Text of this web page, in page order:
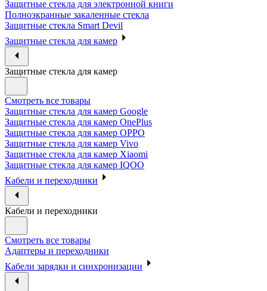
Защитные стекла для электронной книги
Полноэкранные закаленные стекла
Защитные стекла Smart Devil
Защитные стекла для камер
Защитные стекла для камер
Смотреть все товары
Защитные стекла для камер Google
Защитные стекла для камер OnePlus
Защитные стекла для камер OPPO
Защитные стекла для камер Vivo
Защитные стекла для камер Xiaomi
Защитные стекла для камер IQOO
Кабели и переходники
Кабели и переходники
Смотреть все товары
Адаптеры и переходники
Кабели зарядки и синхронизации